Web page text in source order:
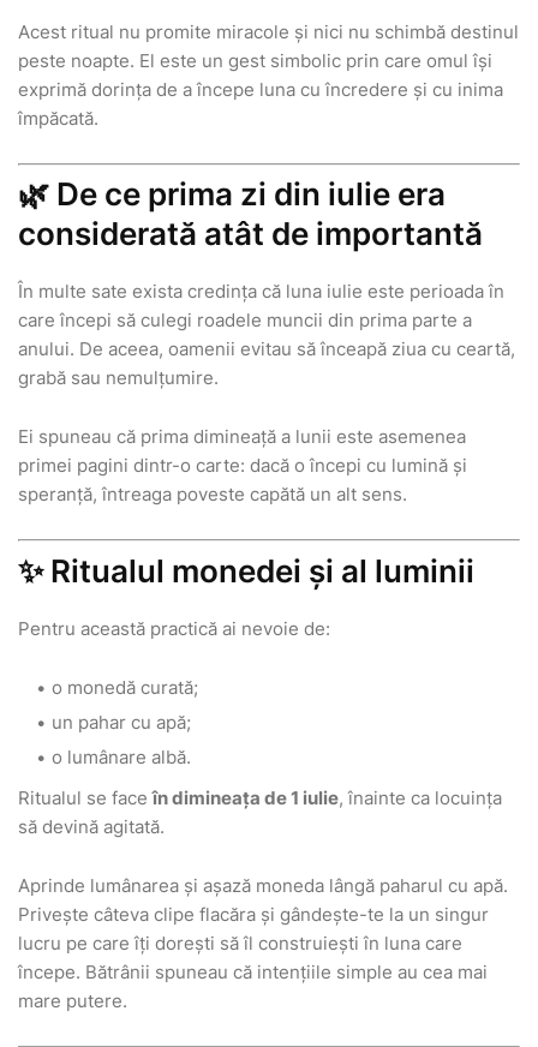
Acest ritual nu promite miracole și nici nu schimbă destinul
peste noapte. El este un gest simbolic prin care omul își
exprimă dorința de a începe luna cu încredere și cu inima
împăcată.
🌿 De ce prima zi din iulie era
considerată atât de importantă
În multe sate exista credința că luna iulie este perioada în
care începi să culegi roadele muncii din prima parte a
anului. De aceea, oamenii evitau să înceapă ziua cu ceartă,
grabă sau nemulțumire.
Ei spuneau că prima dimineață a lunii este asemenea
primei pagini dintr-o carte: dacă o începi cu lumină și
speranță, întreaga poveste capătă un alt sens.
✨ Ritualul monedei și al luminii
Pentru această practică ai nevoie de:
o monedă curată;
un pahar cu apă;
o lumânare albă.
Ritualul se faceîn dimineața de 1 iulie, înainte ca locuința
să devină agitată.
Aprinde lumânarea și așază moneda lângă paharul cu apă.
Privește câteva clipe flacăra și gândește-te la un singur
lucru pe care îți dorești să îl construiești în luna care
începe. Bătrânii spuneau că intențiile simple au cea mai
mare putere.